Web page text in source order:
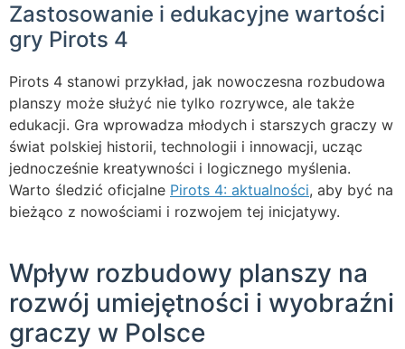
Zastosowanie i edukacyjne wartości
gry Pirots 4
Pirots 4 stanowi przykład, jak nowoczesna rozbudowa
planszy może służyć nie tylko rozrywce, ale także
edukacji. Gra wprowadza młodych i starszych graczy w
świat polskiej historii, technologii i innowacji, ucząc
jednocześnie kreatywności i logicznego myślenia.
Warto śledzić oficjalne Pirots 4: aktualności, aby być na
bieżąco z nowościami i rozwojem tej inicjatywy.
Wpływ rozbudowy planszy na
rozwój umiejętności i wyobraźni
graczy w Polsce